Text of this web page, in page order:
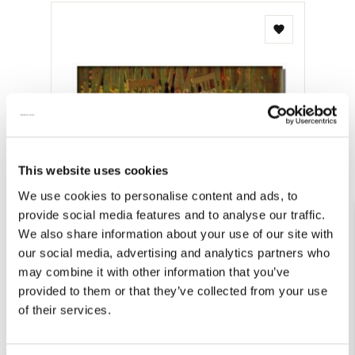
This website uses cookies
We use cookies to personalise content and ads, to
provide social media features and to analyse our traffic.
We also share information about your use of our site with
our social media, advertising and analytics partners who
may combine it with other information that you’ve
provided to them or that they’ve collected from your use
of their services.
Toevoegen
verlanglijst
Koelkastmagneet: Herfstsalon, Juane Xue
€ 3,50